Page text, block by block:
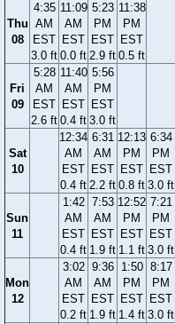
Thu
08
4:35
AM
EST
3.0 ft
11:09
AM
EST
0.0 ft
5:23
PM
EST
2.9 ft
11:38
PM
EST
0.5 ft
Fri
09
5:28
AM
EST
2.6 ft
11:40
AM
EST
0.4 ft
5:56
PM
EST
3.0 ft
Sat
10
12:34
AM
EST
0.4 ft
6:31
AM
EST
2.2 ft
12:13
PM
EST
0.8 ft
6:34
PM
EST
3.0 ft
Sun
11
1:42
AM
EST
0.4 ft
7:53
AM
EST
1.9 ft
12:52
PM
EST
1.1 ft
7:21
PM
EST
3.0 ft
Mon
12
3:02
AM
EST
0.2 ft
9:36
AM
EST
1.9 ft
1:50
PM
EST
1.4 ft
8:17
PM
EST
3.0 ft